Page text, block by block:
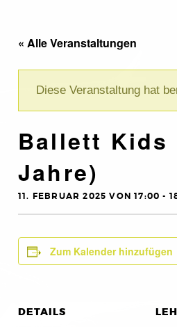
« Alle Veranstaltungen
Diese Veranstaltung hat
Ballett Kids
Jahre)
11. FEBRUAR 2025 VON 17:00 -
Zum Kalender hinzufügen
DETAILS